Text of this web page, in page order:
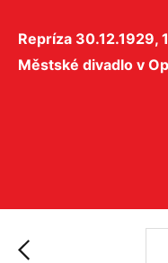
Repríza 30.12.1929,
Městské divadlo v